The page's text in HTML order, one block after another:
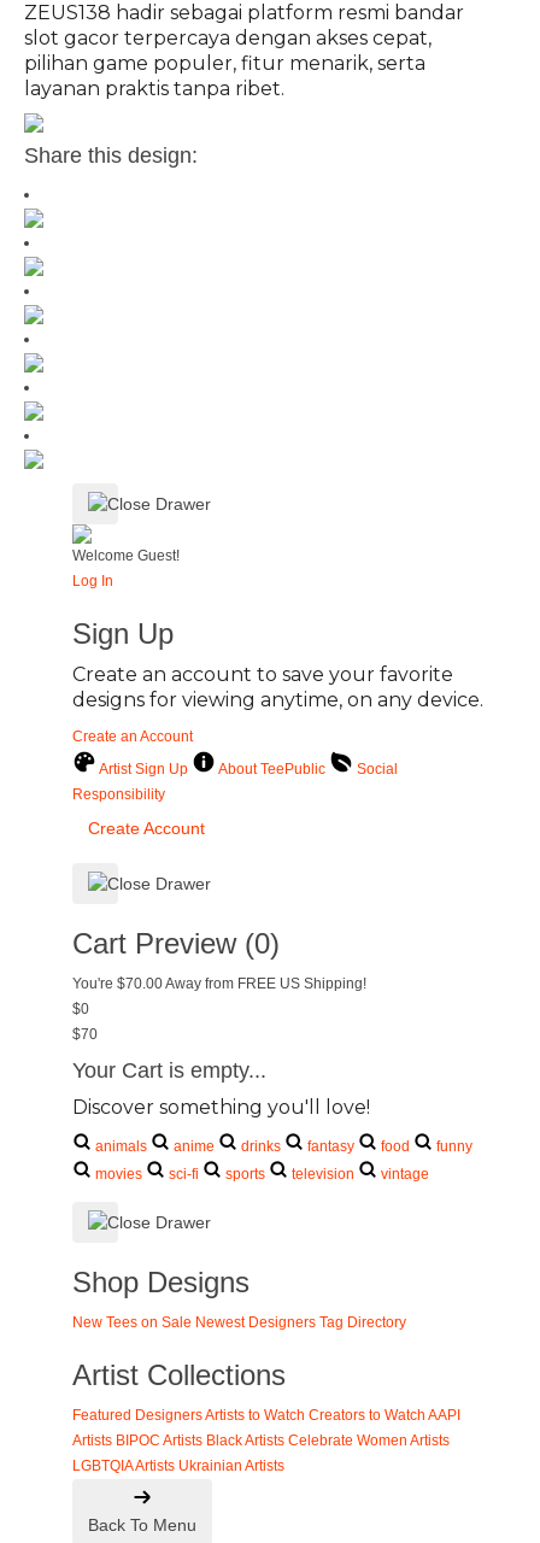
ZEUS138 hadir sebagai platform resmi bandar
slot gacor terpercaya dengan akses cepat,
pilihan game populer, fitur menarik, serta
layanan praktis tanpa ribet.
Share this design:
Welcome Guest!
Log In
Sign Up
Create an account to save your favorite
designs for viewing anytime, on any device.
Create an Account
Artist Sign Up
About TeePublic
Social
Responsibility
Create Account
Cart Preview (0)
You're $70.00Away from FREE US Shipping!
$0
$70
Your Cart is empty...
Discover something you'll love!
animals anime drinks fantasy food
funny
movies
sci-fi sports television vintage
Shop Designs
New Tees on Sale Newest Designers Tag Directory
Artist Collections
Featured DesignersArtists to Watch Creators to Watch AAPI
Artists BIPOC Artists Black Artists Celebrate Women Artists
LGBTQIA Artists Ukrainian Artists
Back To Menu